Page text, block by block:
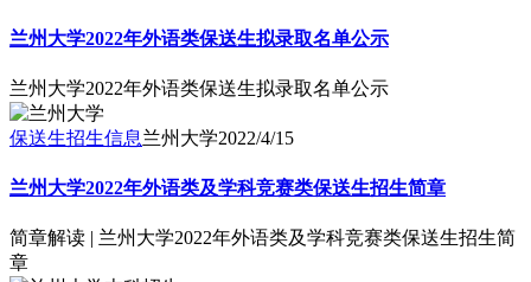
兰州大学2022年外语类保送生拟录取名单公示
兰州大学2022年外语类保送生拟录取名单公示
保送生招生信息兰州大学2022/4/15
兰州大学2022年外语类及学科竞赛类保送生招生简章
简章解读 | 兰州大学2022年外语类及学科竞赛类保送生招生简
章